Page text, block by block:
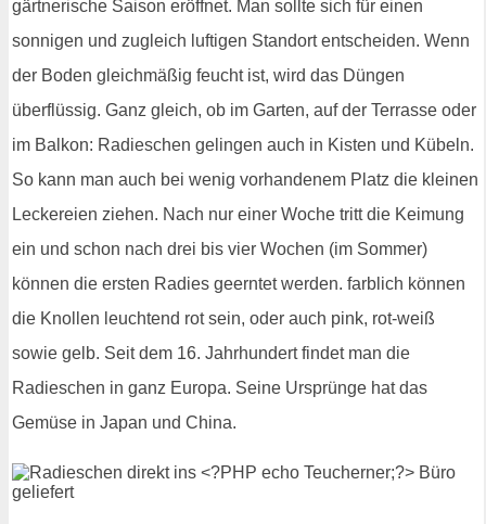
gärtnerische Saison eröffnet. Man sollte sich für einen
sonnigen und zugleich luftigen Standort entscheiden. Wenn
der Boden gleichmäßig feucht ist, wird das Düngen
überflüssig. Ganz gleich, ob im Garten, auf der Terrasse oder
im Balkon: Radieschen gelingen auch in Kisten und Kübeln.
So kann man auch bei wenig vorhandenem Platz die kleinen
Leckereien ziehen. Nach nur einer Woche tritt die Keimung
ein und schon nach drei bis vier Wochen (im Sommer)
können die ersten Radies geerntet werden. farblich können
die Knollen leuchtend rot sein, oder auch pink, rot-weiß
sowie gelb. Seit dem 16. Jahrhundert findet man die
Radieschen in ganz Europa. Seine Ursprünge hat das
Gemüse in Japan und China.